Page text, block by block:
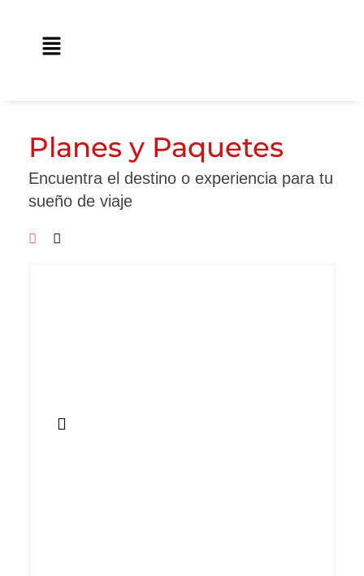
Main
Planes y Paquetes
Encuentra el destino o experiencia para tu
sueño de viaje